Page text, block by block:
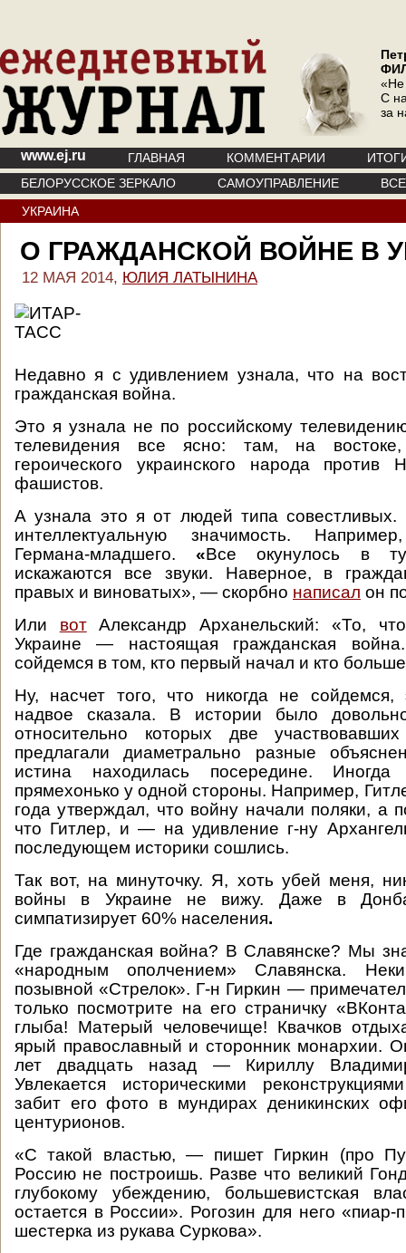
«Не
С
за
www.ej.ru ГЛАВНАЯ КОММЕНТАРИИ
БЕЛОРУССКОЕ ЗЕРКАЛО
САМОУПРАВЛЕНИЕ
УКРАИНА
О ГРАЖДАНСКОЙ ВОЙНЕ В
12 МАЯ 2014, ЮЛИЯ ЛАТЫНИНА
Недавно я с удивлением узнала, что на
гражданская война.
Это я узнала не по российскому
телевидения все ясно: там, на
героического украинского народа
фашистов.
А узнала это я от людей типа
интеллектуальную значимость.
Германа-младшего. «Все окунулось в
искажаются все звуки. Наверное, в
правых и виноватых», — скорбно написал он
Или вотАлександр Арханельский: «То,
Украине — настоящая гражданская
сойдемся в том, кто первый начал и кто
Ну, насчет того, что никогда не
надвое сказала. В истории было
относительно которых две
предлагали диаметрально разные
истина находилась посередине.
прямехонько у одной стороны. Например,
года утверждал, что войну начали поляки, а
что Гитлер, и — на удивление г-ну
последующем историки сошлись.
Так вот, на минуточку. Я, хоть убей меня,
войны в Украине не вижу. Даже в
симпатизирует 60% населения.
Где гражданская война? В Славянске? Мы
«народным ополчением» Славянска.
позывной «Стрелок». Г-н Гиркин —
только посмотрите на его страничку
глыба! Матерый человечище! Квачков
ярый православный и сторонник монархии.
лет двадцать назад — Кириллу
Увлекается историческими
забит его фото в мундирах деникинских
центурионов.
«С такой властью, — пишет Гиркин (про
Россию не построишь. Разве что великий
глубокому убеждению, большевистская
остается в России». Рогозин для него «пиар-
шестерка из рукава Суркова».